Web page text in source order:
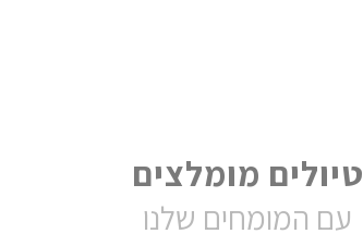
טיולים מומלצים
עם המומחים שלנו